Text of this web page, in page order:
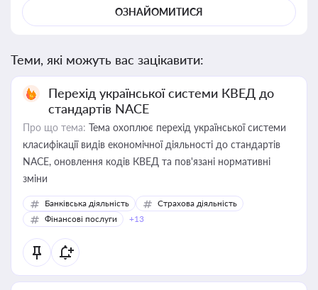
ОЗНАЙОМИТИСЯ
Теми, які можуть вас зацікавити:
Перехід української системи КВЕД до
стандартів NACE
Про що тема: Тема охоплює перехід української системи
класифікації видів економічної діяльності до стандартів
NACE, оновлення кодів КВЕД та пов'язані нормативні
зміни
Банківська діяльність
Страхова діяльність
Фінансові послуги
+13